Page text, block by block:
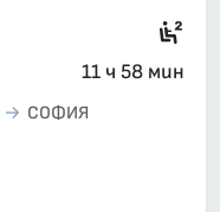
11 ч 58 мин
СОФИЯ